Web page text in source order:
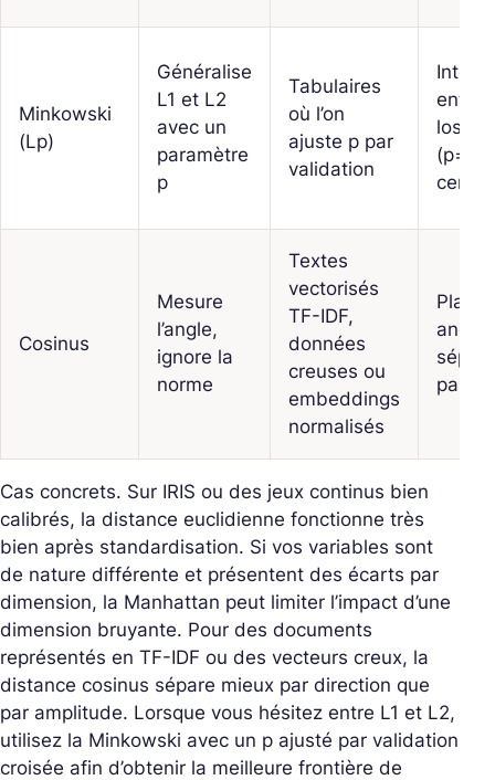
Minkowski
(Lp)
Généralise
L1 et L2
avec un
paramètre
p
Tabulaires
où l’on
ajuste p par
validation
entre
(p=1)
Cosinus
Mesure
l’angle,
ignore la
norme
Textes
vectorisés
TF-IDF,
données
creuses ou
embeddings
normalisés
Plans
par
Cas concrets. Sur IRIS ou des jeux continus bien
calibrés, la distance euclidienne fonctionne très
bien après standardisation. Si vos variables sont
de nature différente et présentent des écarts par
dimension, la Manhattan peut limiter l’impact d’une
dimension bruyante. Pour des documents
représentés en TF-IDF ou des vecteurs creux, la
distance cosinus sépare mieux par direction que
par amplitude. Lorsque vous hésitez entre L1 et L2,
utilisez la Minkowski avec un p ajusté par validation
croisée afin d’obtenir la meilleure frontière de